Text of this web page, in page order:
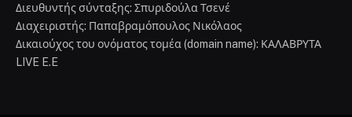
Διευθυντής σύνταξης: Σπυριδούλα Τσενέ
Διαχειριστής: Παπαβραμόπουλος Νικόλαος
Δικαιούχος του ονόματος τομέα (domain name): ΚΑΛΑΒΡΥΤΑ
LIVE E.E